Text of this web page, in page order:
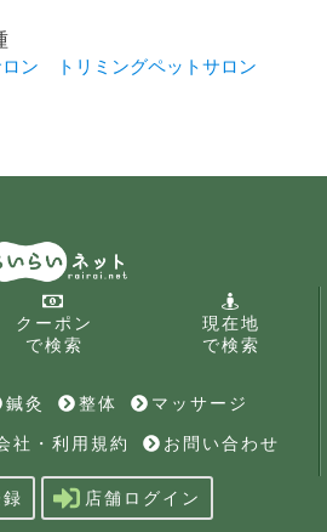
ン トリミングペットサロン
クーポン
で検索
現在地
で検索
鍼灸 整体
マッサージ
社・利用規約 お問い合わせ
店舗ログイン